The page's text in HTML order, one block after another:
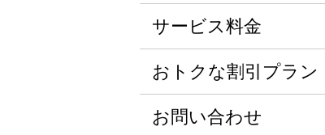
サービス料金
おトクな割引プラン
お問い合わせ